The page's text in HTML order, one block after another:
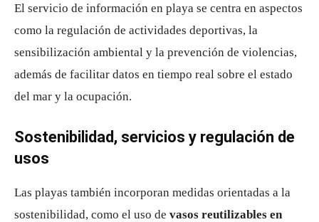
El servicio de información en playa se centra en aspectos
como la regulación de actividades deportivas, la
sensibilización ambiental y la prevención de violencias,
además de facilitar datos en tiempo real sobre el estado
del mar y la ocupación.
Sostenibilidad, servicios y regulación de
usos
Las playas también incorporan medidas orientadas a la
sostenibilidad, como el uso de vasos reutilizables en